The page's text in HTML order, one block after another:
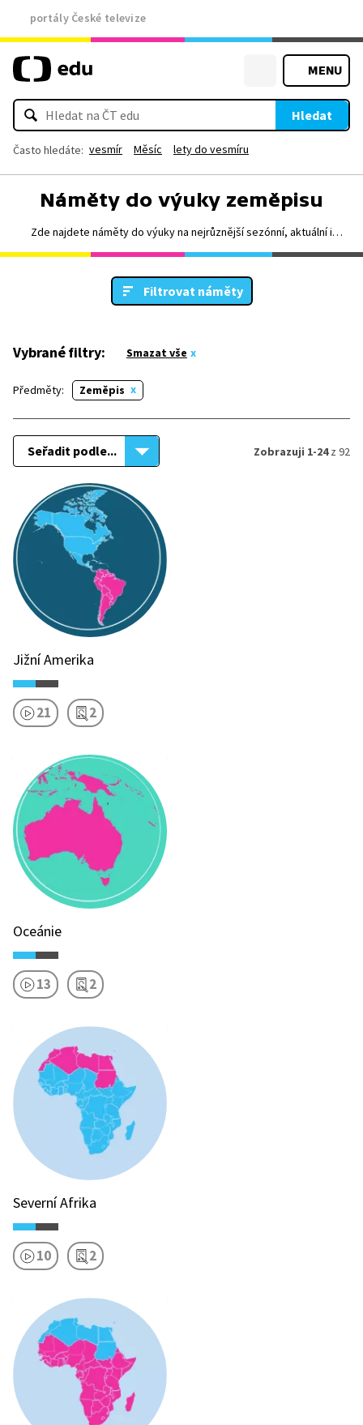
portály České televize
MENU
Hledat
Často hledáte: vesmír Měsíc lety do vesmíru
Náměty do výuky zeměpisu
Zde najdete náměty do výuky na nejrůznější sezónní, aktuální i
nejenom tematická videa, ale i materiály ke stažení, jako jsou
například pracovní listy.
Filtrovat náměty
Vybrané filtry: Smazat vše
Předměty: Zeměpis
Seřadit podle... Zobrazuji 1-24z 92
Jižní Amerika
21 2
Oceánie
13 2
Severní Afrika
10 2